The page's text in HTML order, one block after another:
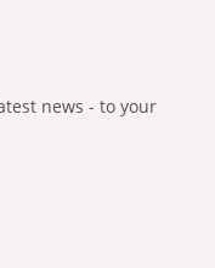
news - to your